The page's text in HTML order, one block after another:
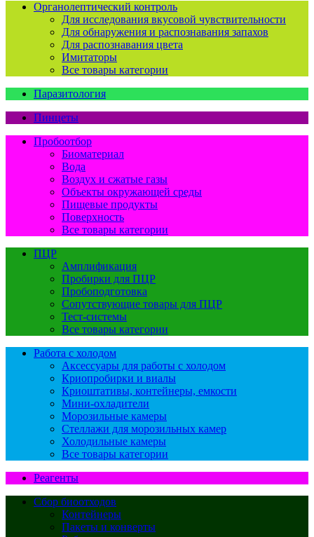
Органолептический контроль
Для исследования вкусовой чувствительности
Для обнаружения и распознавания запахов
Для распознавания цвета
Имитаторы
Все товары категории
Паразитология
Пинцеты
Пробоотбор
Биоматериал
Вода
Воздух и сжатые газы
Объекты окружающей среды
Пищевые продукты
Поверхность
Все товары категории
ПЦР
Амплификация
Пробирки для ПЦР
Пробоподготовка
Сопутствующие товары для ПЦР
Тест-системы
Все товары категории
Работа с холодом
Аксессуары для работы с холодом
Криопробирки и виалы
Криоштативы, контейнеры, емкости
Мини-охладители
Морозильные камеры
Стеллажи для морозильных камер
Холодильные камеры
Все товары категории
Реагенты
Сбор биоотходов
Контейнеры
Пакеты и конверты